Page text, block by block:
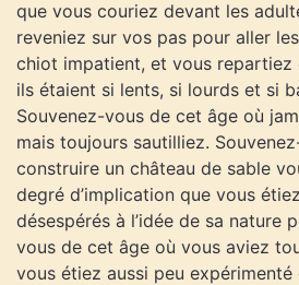
que vous couriez devant les
reveniez sur vos pas pour aller
chiot impatient, et vous repartiez
ils étaient si lents, si lourds et si
Souvenez-vous de cet âge où
mais toujours sautilliez.
construire un château de sable
degré d’implication que vous
désespérés à l’idée de sa nature
vous de cet âge où vous aviez
vous étiez aussi peu expérimenté